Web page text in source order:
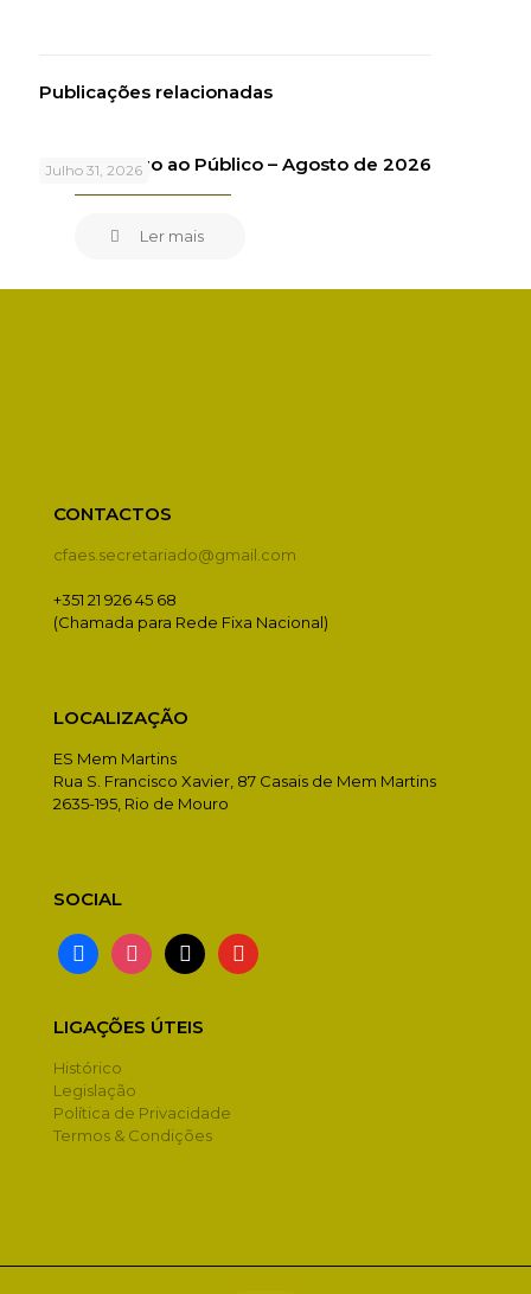
Publicações relacionadas
Julho 31, 2026
Atendimento ao Público – Agosto de 2026
Ler mais
CONTACTOS
cfaes.secretariado@gmail.com
+351 21 926 45 68
(Chamada para Rede Fixa Nacional)
LOCALIZAÇÃO
ES Mem Martins
Rua S. Francisco Xavier, 87 Casais de Mem Martins
2635-195, Rio de Mouro
SOCIAL
facebookinstagram
x youtube
LIGAÇÕES ÚTEIS
Histórico
Legislação
Política de Privacidade
Termos & Condições